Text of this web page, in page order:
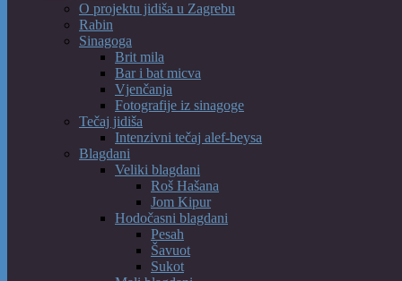
O projektu jidiša u Zagrebu
Rabin
Sinagoga
Brit mila
Bar i bat micva
Vjenčanja
Fotografije iz sinagoge
Tečaj jidiša
Intenzivni tečaj alef-beysa
Blagdani
Veliki blagdani
Roš Hašana
Jom Kipur
Hodočasni blagdani
Pesah
Šavuot
Sukot